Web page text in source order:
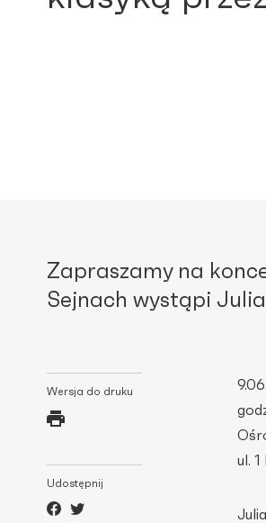
Zapraszamy na
Sejnach wystąpi
Wersja do druku
Udostępnij
ul. 1